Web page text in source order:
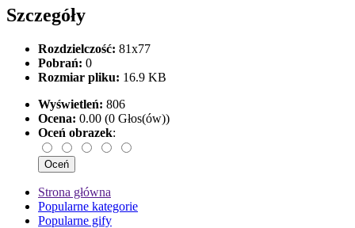
Szczegóły
Rozdzielczość: 81x77
Pobrań: 0
Rozmiar pliku: 16.9 KB
Wyświetleń: 806
Ocena: 0.00 (0 Głos(ów))
Oceń obrazek:
Strona główna
Popularne kategorie
Popularne gify